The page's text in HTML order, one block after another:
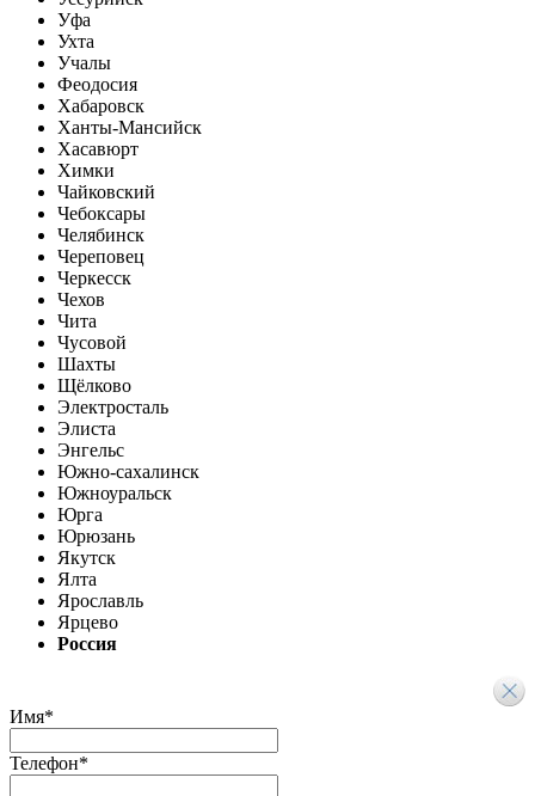
Уфа
Ухта
Учалы
Феодосия
Хабаровск
Ханты-Мансийск
Хасавюрт
Химки
Чайковский
Чебоксары
Челябинск
Череповец
Черкесск
Чехов
Чита
Чусовой
Шахты
Щёлково
Электросталь
Элиста
Энгельс
Южно-сахалинск
Южноуральск
Юрга
Юрюзань
Якутск
Ялта
Ярославль
Ярцево
Россия
Имя*
Телефон*